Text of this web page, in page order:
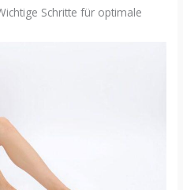
Schritte für optimale